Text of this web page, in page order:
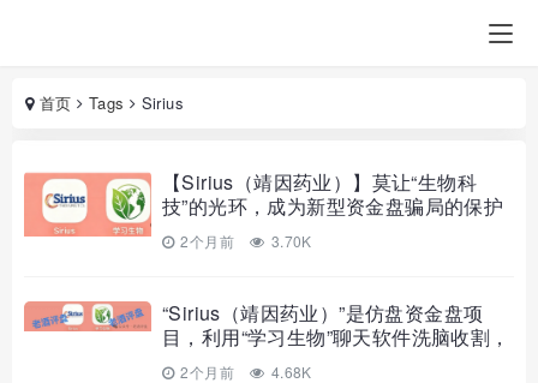
首页 Tags Sirius
【Sirius（靖因药业）】莫让“生物科
技”的光环，成为新型资金盘骗局的保护
色！2个月前 3.70K
“Sirius（靖因药业）”是仿盘资金盘项
目，利用“学习生物”聊天软件洗脑收割，
千万警惕杀猪盘陷阱！！！
2个月前 4.68K